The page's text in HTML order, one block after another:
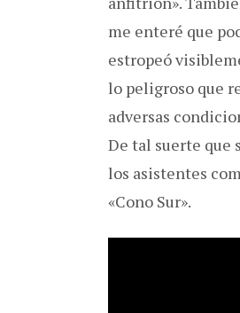
me enteré que
estropeó
lo peligroso que
adversas
De tal suerte que
los asistentes
«Cono Sur».